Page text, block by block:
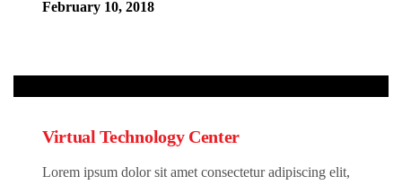
February 10, 2018
Virtual Technology Center
Lorem ipsum dolor sit amet consectetur adipiscing elit,